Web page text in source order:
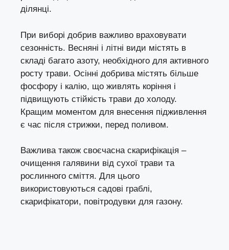
ділянці.
При виборі добрив важливо враховувати
сезонність. Весняні і літні види містять в
складі багато азоту, необхідного для активного
росту трави. Осінні добрива містять більше
фосфору і калію, що живлять коріння і
підвищують стійкість трави до холоду.
Кращим моментом для внесення підживлення
є час після стрижки, перед поливом.
Важлива також своєчасна скарифікація –
очищення галявини від сухої трави та
рослинного сміття. Для цього
використовуються садові граблі,
скарифікатори, повітродувки для газону.